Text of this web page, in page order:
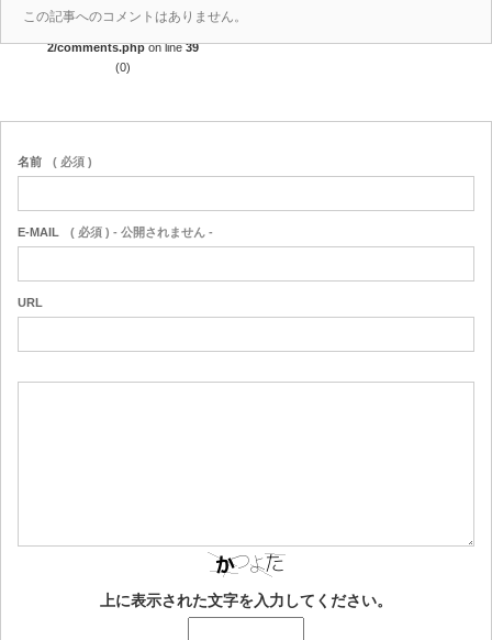
/home/r4688280/public_html/takedataro.c
om/wp-content/themes/amore_tcd028-
2/comments.phpon line39
(0)
この記事へのコメントはありません。
名前 ( 必須 )
E-MAIL ( 必須 ) - 公開されません -
URL
上に表示された文字を入力してください。